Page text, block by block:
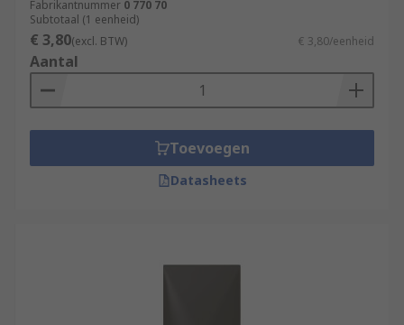
Fabrikantnummer 0 770 70
Subtotaal (1 eenheid)
€ 3,80(excl. BTW) € 3,80/eenheid
Aantal
Toevoegen
Datasheets